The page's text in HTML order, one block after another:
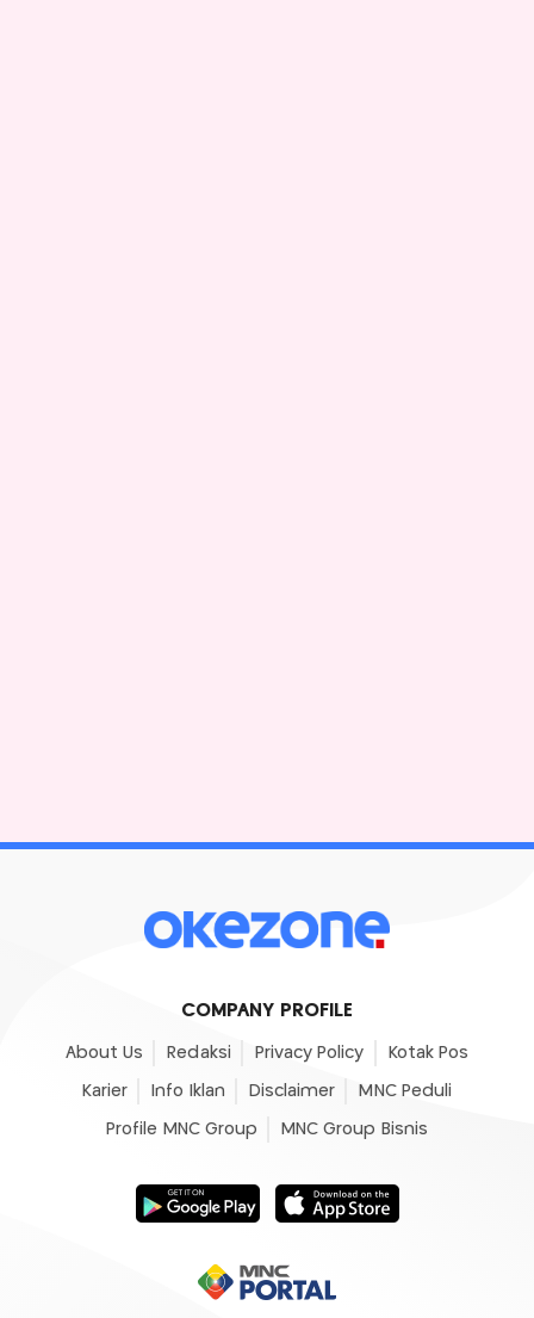
COMPANY PROFILE
About Us Redaksi Privacy Policy Kotak Pos
Karier Info Iklan Disclaimer MNC Peduli
Profile MNC Group MNC Group Bisnis